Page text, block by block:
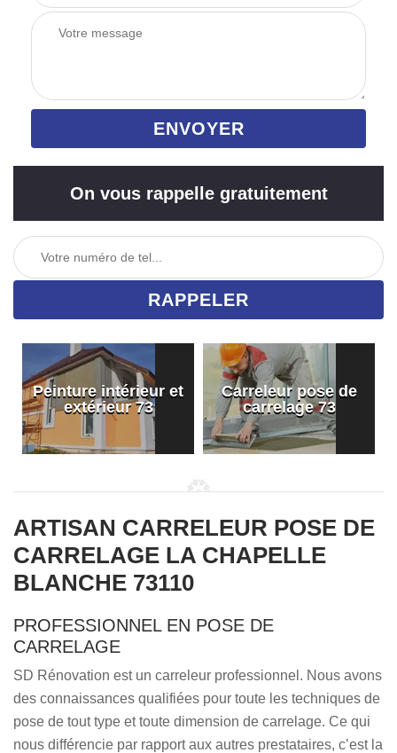
On vous rappelle gratuitement
Peinture intérieur et
extérieur 73
Carreleur pose de
carrelage 73
ARTISAN CARRELEUR POSE DE
CARRELAGE LA CHAPELLE
BLANCHE 73110
PROFESSIONNEL EN POSE DE
CARRELAGE
SD Rénovation est un carreleur professionnel. Nous avons
des connaissances qualifiées pour toute les techniques de
pose de tout type et toute dimension de carrelage. Ce qui
nous différencie par rapport aux autres prestataires, c’est la